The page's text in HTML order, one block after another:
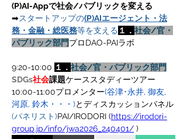
(P)AI-Appで社会/パブリックを変える
➡スタートアップの(P)AIエージェント・法
務・金融・総医務等を支える １． 社会/官・
パブリック部門プロDAO-PAIラボ
9:20-10:00 １． 社会/官・パブリック部門
SDGs社会課題ケーススタディーツアー
10:00-11:00プロメンター(谷津･永井, 御友,
河原, 鈴木・・・)とディスカッションパネル
(パネリスト)PAI/IRODORI (https://irodori-
group.jp/info/jwa2026_240401/ )